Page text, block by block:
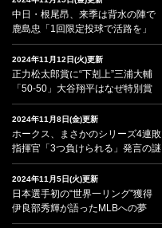
中日・根尾昂、来季は背水の陣で
鹿島忠「1回限定投球で活路を」
2024年11月12日(火)更新
正力松太郎賞に“下剋上”三浦大輔
「50-50」大谷翔平はなぜ特別賞
2024年11月8日(金)更新
ホークス、まさかのシリーズ4連敗
指揮官「3つ負けられる」発言の謎
2024年11月5日(火)更新
日本選手初の“世界一リング”獲得
伊良部秀輝が語ったMLBへの夢